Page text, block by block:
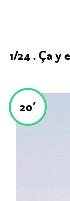
1/24 . Ça y
20’